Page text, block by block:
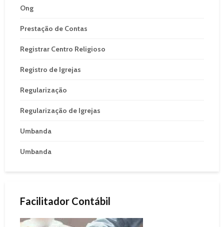
Ong
Prestação de Contas
Registrar Centro Religioso
Registro de Igrejas
Regularização
Regularização de Igrejas
Umbanda
Umbanda
Facilitador Contábil